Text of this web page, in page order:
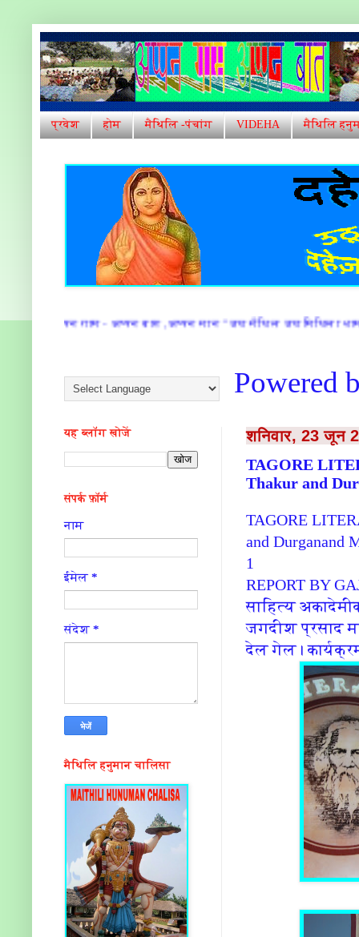
प्रवेश होम मैथिलि -पंचांग VIDEHA मैथिलि
मैथिल जय मिथिला धाम" "स्वर्ग सं सुन्दर अपन गाम" E-mail:
Powered
शनिवार, 23 जून
TAGORE
Thakur and
TAGORE
and Durganand
1
REPORT BY
साहित्य
जगदीश प्रसाद
देल गेल।
यह ब्लॉग खोजें
संपर्क फ़ॉर्म
नाम
ईमेल*
संदेश*
मैथिलि हनुमान चालिसा